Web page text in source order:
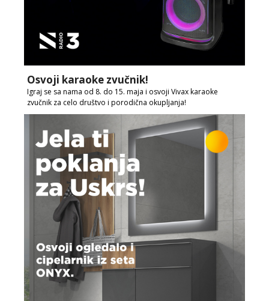
Osvoji karaoke zvučnik!
Igraj se sa nama od 8. do 15. maja i osvoji Vivax karaoke
zvučnik za celo društvo i porodična okupljanja!